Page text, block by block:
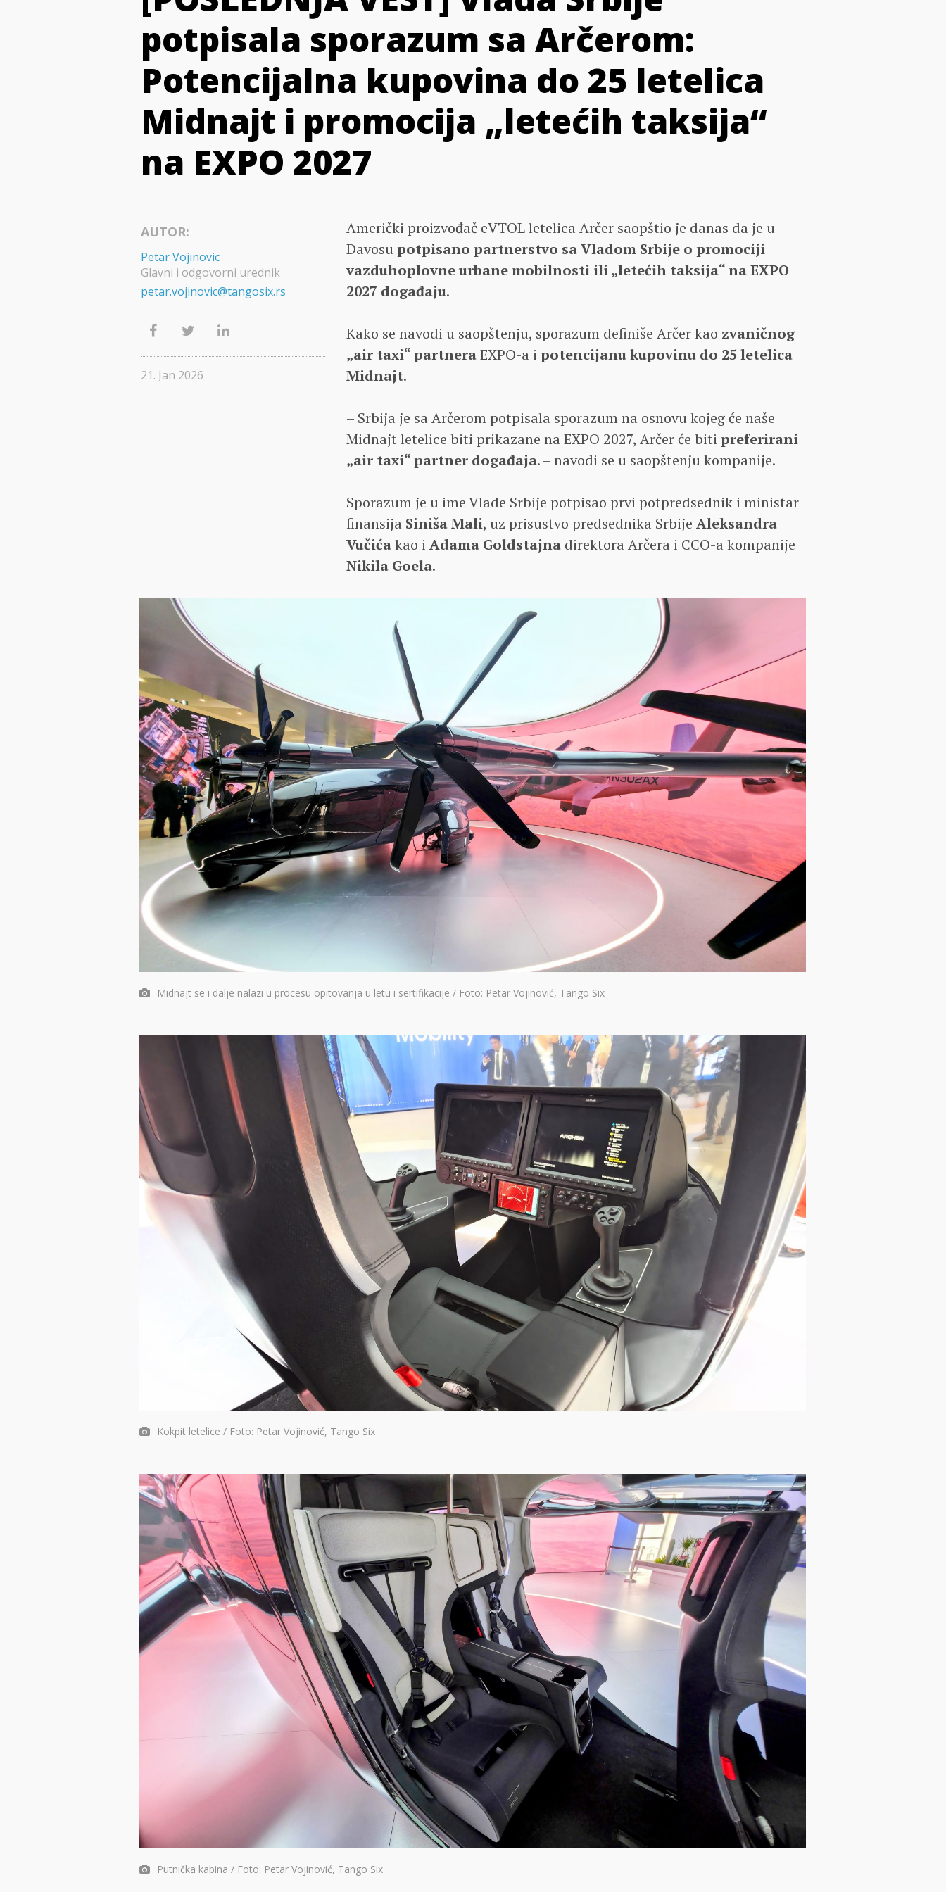
potpisala sporazum sa Arčerom:
Potencijalna kupovina do 25 letelica
Midnajt i promocija „letećih taksija“
na EXPO 2027
Američki proizvođač eVTOL letelica Arčer saopštio je danas da je u
Davosu potpisano partnerstvo sa Vladom Srbije o promociji
vazduhoplovne urbane mobilnosti ili „letećih taksija“ na EXPO
2027 događaju.
Kako se navodi u saopštenju, sporazum definiše Arčer kao zvaničnog
„air taxi“ partneraEXPO-a i potencijanu kupovinu do 25 letelica
Midnajt.
– Srbija je sa Arčerom potpisala sporazum na osnovu kojeg će naše
Midnajt letelice biti prikazane na EXPO 2027, Arčer će biti preferirani
„air taxi“ partner događaja. – navodi se u saopštenju kompanije.
Sporazum je u ime Vlade Srbije potpisao prvi potpredsednik i ministar
finansija Siniša Mali, uz prisustvo predsednika Srbije Aleksandra
Vučićakao i Adama Goldstajna direktora Arčera i CCO-a kompanije
Nikila Goela.
Midnajt se i dalje nalazi u procesu opitovanja u letu i sertifikacije / Foto: Petar Vojinović, Tango Six
Kokpit letelice / Foto: Petar Vojinović, Tango Six
Putnička kabina / Foto: Petar Vojinović, Tango Six
AUTOR:
Petar Vojinovic
Glavni i odgovorni urednik
petar.vojinovic@tangosix.rs
21. Jan 2026